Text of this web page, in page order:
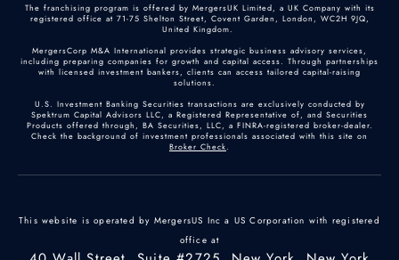
The franchising program is offered by MergersUK Limited, a UK Company with its
registered office at 71-75 Shelton Street, Covent Garden, London, WC2H 9JQ,
United Kingdom.
MergersCorp M&A International provides strategic business advisory services,
including preparing companies for growth and capital access. Through partnerships
with licensed investment bankers, clients can access tailored capital-raising
solutions.
U.S. Investment Banking Securities transactions are exclusively conducted by
Spektrum Capital Advisors LLC, a Registered Representative of, and Securities
Products offered through, BA Securities, LLC, a FINRA-registered broker-dealer.
Check the background of investment professionals associated with this site on
Broker Check.
This website is operated by MergersUS Inc a US Corporation with registered
office at